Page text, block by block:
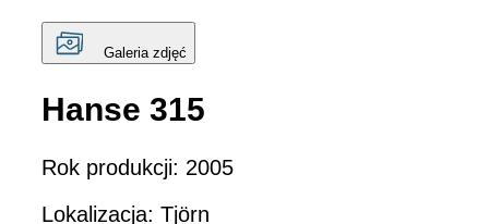
Galeria zdjęć
Hanse 315
Rok produkcji: 2005
Lokalizacja: Tjörn